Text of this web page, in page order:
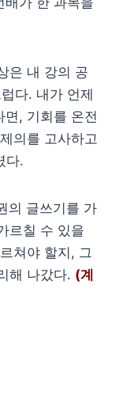
은 내 강의 공
다. 내가 언제
면, 기회를 온전
의를 고사하고
다.
의 글쓰기를 가
르칠 수 있을
쳐야 할지, 그
해 나갔다. (계